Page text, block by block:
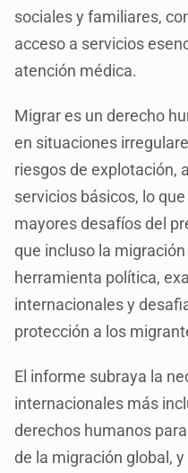
sociales y familiares,
acceso a servicios
atención médica.
Migrar es un derecho
en situaciones
riesgos de explotación,
servicios básicos, lo
mayores desafíos del
que incluso la
herramienta política,
internacionales y
protección a los
El informe subraya la
internacionales más
derechos humanos
de la migración global,